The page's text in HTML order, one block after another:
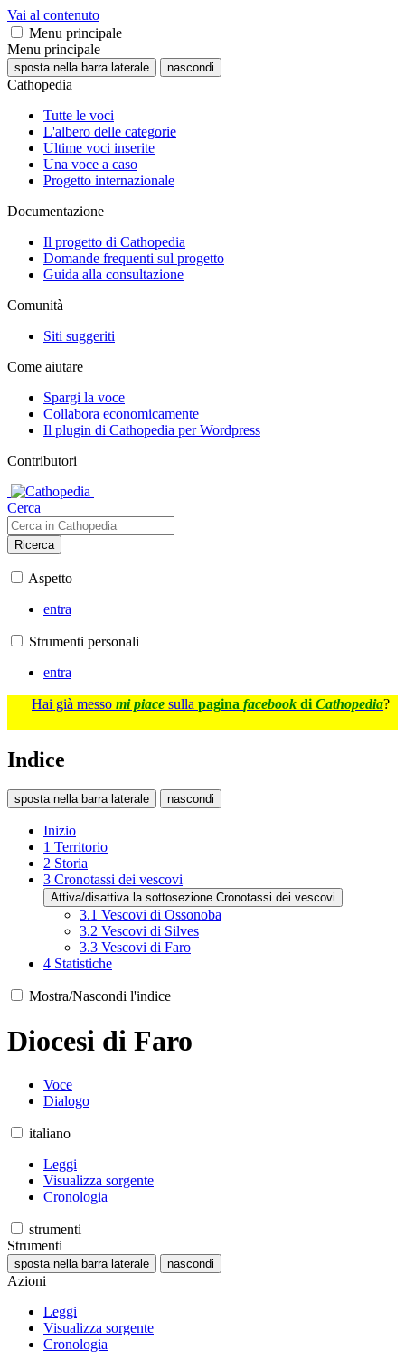
Vai al contenuto
Menu principale
Menu principale
sposta nella barra laterale nascondi
Cathopedia
Tutte le voci
L'albero delle categorie
Ultime voci inserite
Una voce a caso
Progetto internazionale
Documentazione
Il progetto di Cathopedia
Domande frequenti sul progetto
Guida alla consultazione
Comunità
Siti suggeriti
Come aiutare
Spargi la voce
Collabora economicamente
Il plugin di Cathopedia per Wordpress
Contributori
Cerca
Ricerca
Aspetto
entra
Strumenti personali
entra
Hai già messo mi piace sulla pagina facebook di Cathopedia?
Indice
sposta nella barra laterale nascondi
Inizio
1 Territorio
2 Storia
3 Cronotassi dei vescovi
Attiva/disattiva la sottosezione Cronotassi dei vescovi
3.1 Vescovi di Ossonoba
3.2 Vescovi di Silves
3.3 Vescovi di Faro
4 Statistiche
Mostra/Nascondi l'indice
Diocesi di Faro
Voce
Dialogo
italiano
Leggi
Visualizza sorgente
Cronologia
strumenti
Strumenti
sposta nella barra laterale nascondi
Azioni
Leggi
Visualizza sorgente
Cronologia